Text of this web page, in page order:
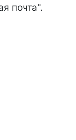
почта".